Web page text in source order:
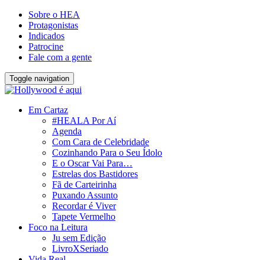
Sobre o HEA
Protagonistas
Indicados
Patrocine
Fale com a gente
Toggle navigation
Em Cartaz
#HEALA Por Aí
Agenda
Com Cara de Celebridade
Cozinhando Para o Seu Ídolo
E o Oscar Vai Para…
Estrelas dos Bastidores
Fã de Carteirinha
Puxando Assunto
Recordar é Viver
Tapete Vermelho
Foco na Leitura
Ju sem Edição
LivroXSeriado